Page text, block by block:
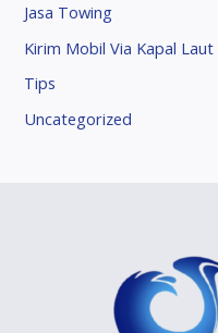
Jasa Towing
Kirim Mobil Via Kapal Laut
Tips
Uncategorized